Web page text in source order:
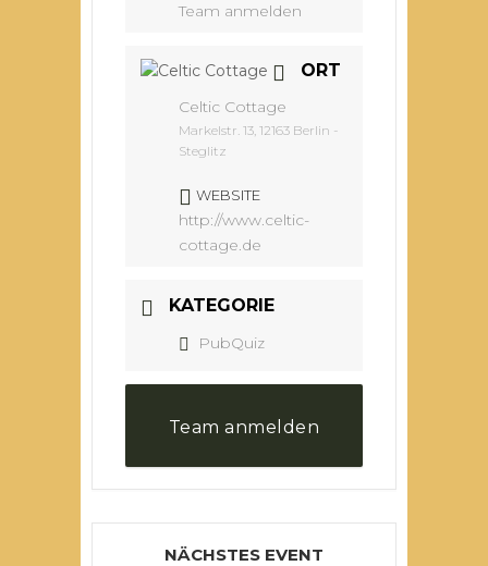
Team anmelden
ORT
Celtic Cottage
Markelstr. 13, 12163 Berlin -
Steglitz
WEBSITE
http://www.celtic-
cottage.de
KATEGORIE
PubQuiz
Team anmelden
NÄCHSTES EVENT